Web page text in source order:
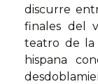
discurre
finales del
teatro de la
hispana